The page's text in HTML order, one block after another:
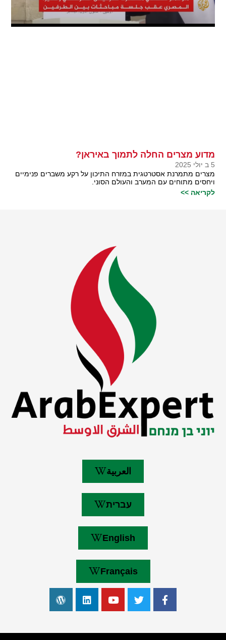
מדוע מצרים החלה לתמוך באיראן?
5 ב יולי 2025
מצרים מתמרנת אסטרטגית במזרח התיכון על רקע משברים פנימיים
ויחסים מתוחים עם המערב והעולם הסוני.
לקריאה >>
العربية
עברית
English
Français